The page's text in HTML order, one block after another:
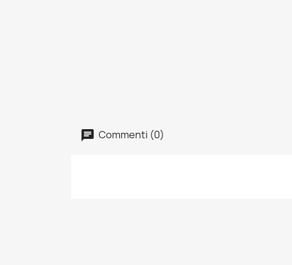
Commenti (0)